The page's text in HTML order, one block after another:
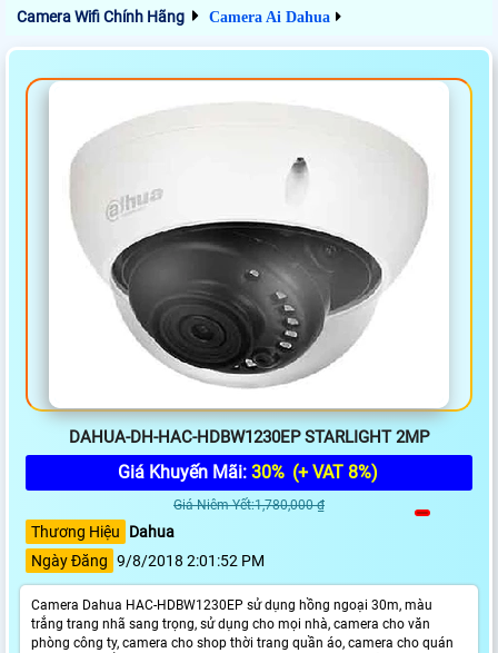
Camera Wifi Chính Hãng Camera Ai Dahua
DAHUA-DH-HAC-HDBW1230EP STARLIGHT 2MP
Giá Khuyến Mãi: 30% (+ VAT 8%)
Giá Niêm Yết:1,780,000 ₫
Thương Hiệu
Dahua
Ngày Đăng 9/8/2018 2:01:52 PM
Camera Dahua HAC-HDBW1230EP sử dụng hồng ngoại 30m, màu
trắng trang nhã sang trọng, sử dụng cho mọi nhà, camera cho văn
phòng công ty, camera cho shop thời trang quần áo, camera cho quán